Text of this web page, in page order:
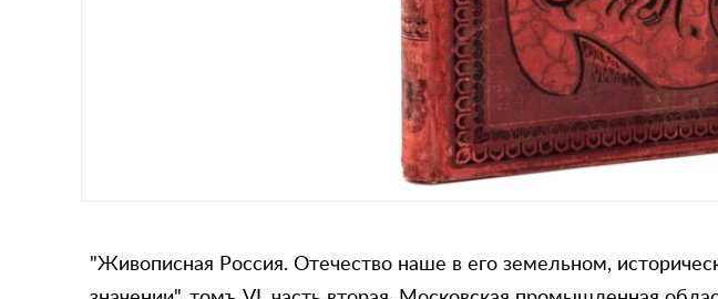
"Живописная Россия. Отечество наше в его земельном,